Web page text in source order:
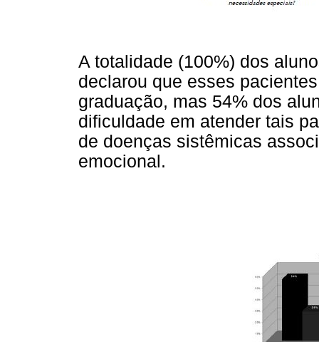
A totalidade (100%) dos
declarou que esses
graduação, mas 54% dos
dificuldade em atender tais
de doenças sistêmicas
emocional.